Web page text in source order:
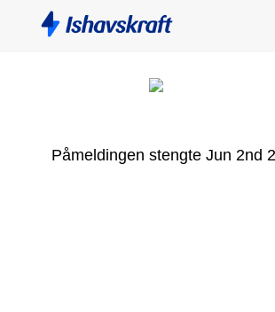
Påmeldingen stengte Jun 2nd